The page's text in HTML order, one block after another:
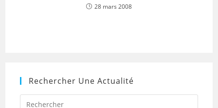
28 mars 2008
Rechercher Une Actualité
Press